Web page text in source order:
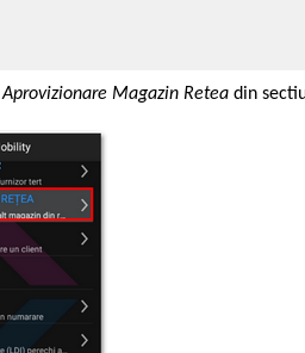
Aprovizionare Magazin Retea din